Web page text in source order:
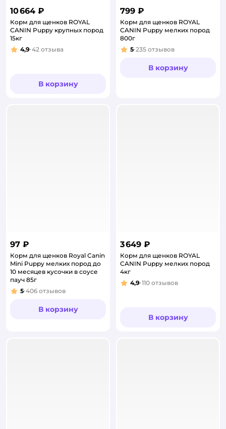
10 664 ₽
Корм для щенков ROYAL
CANIN Puppy крупных пород
15кг
Рейтинг:
4,9 42 отзыва
В корзину
799 ₽
Корм для щенков ROYAL
CANIN Puppy мелких пород
800г
Рейтинг:
5 235 отзывов
В корзину
97 ₽
Корм для щенков Royal Canin
Mini Puppy мелких пород до
10 месяцев кусочки в соусе
пауч 85г
Рейтинг:
5 406 отзывов
В корзину
3 649 ₽
Корм для щенков ROYAL
CANIN Puppy мелких пород
4кг
Рейтинг:
4,9 110 отзывов
В корзину